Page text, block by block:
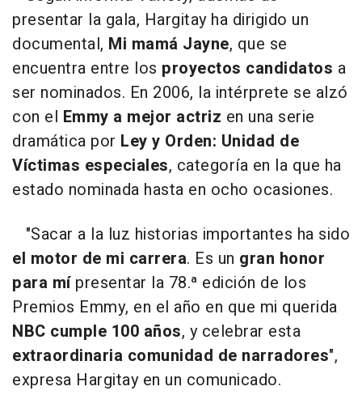
presentar la gala, Hargitay ha dirigido un
documental, Mi mamá Jayne, que se
encuentra entre los proyectos candidatos a
ser nominados. En 2006, la intérprete se alzó
con el Emmy a mejor actriz en una serie
dramática por Ley y Orden: Unidad de
Víctimas especiales, categoría en la que ha
estado nominada hasta en ocho ocasiones.
"Sacar a la luz historias importantes ha sido
el motor de mi carrera. Es un gran honor
para mípresentar la 78.ª edición de los
Premios Emmy, en el año en que mi querida
NBC cumple 100 años, y celebrar esta
extraordinaria comunidad de narradores",
expresa Hargitay en un comunicado.